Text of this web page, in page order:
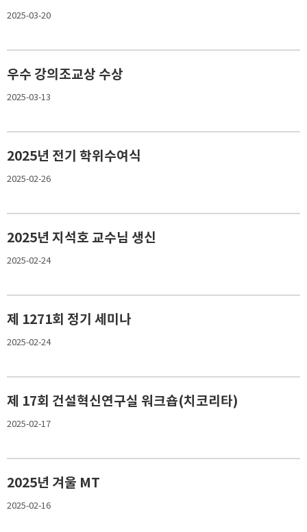
2025-03-20
우수 강의조교상 수상
2025-03-13
2025년 전기 학위수여식
2025-02-26
2025년 지석호 교수님 생신
2025-02-24
제 1271회 정기 세미나
2025-02-24
제 17회 건설혁신연구실 워크숍(치코리타)
2025-02-17
2025년 겨울 MT
2025-02-16